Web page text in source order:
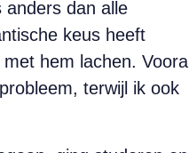
dan alle
keus heeft
hem lachen. Vooral
terwijl ik ook